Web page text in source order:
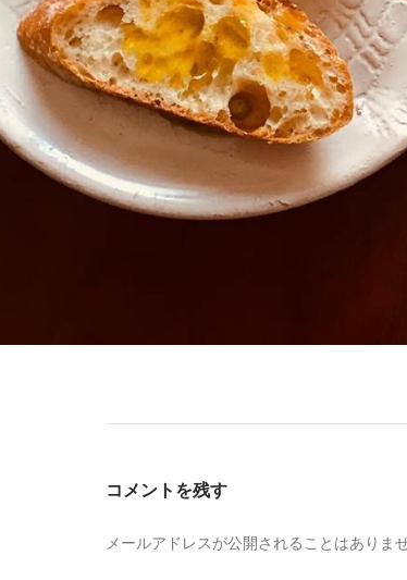
コメントを残す
メールアドレスが公開されることはありませ